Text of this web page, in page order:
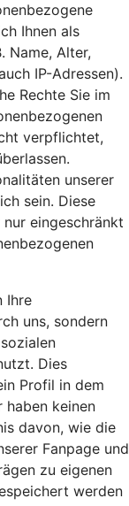
Ihnen als
Name, Alter,
IP-Adressen).
Rechte Sie im
verpflichtet,
unserer
sein. Diese
eingeschränkt
Ihre
uns, sondern
Dies
Profil in dem
haben keinen
davon, wie die
Fanpage und
zu eigenen
werden